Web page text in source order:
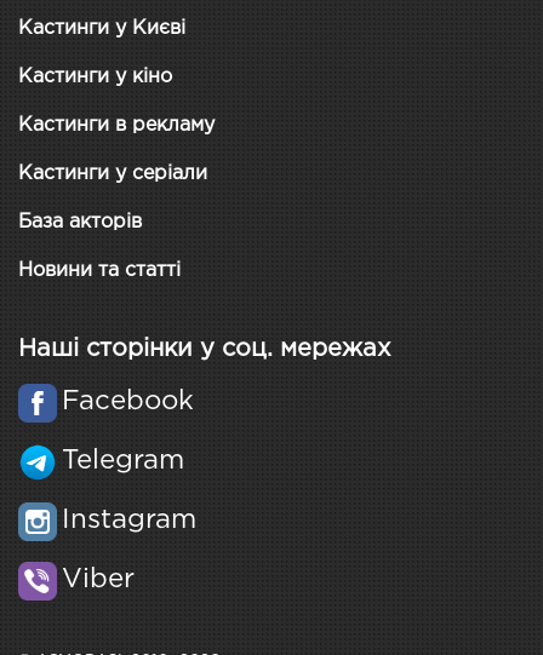
Кастинги у Києві
Кастинги у кіно
Кастинги в рекламу
Кастинги у серіали
База акторів
Новини та статті
Наші сторінки у соц. мережах
Facebook
Telegram
Instagram
Viber